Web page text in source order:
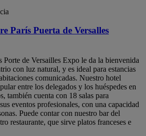
París Puerta de Versalles
Porte de Versailles Expo le da la bienvenida
con luz natural, y es ideal para estancias
comunicadas. Nuestro hotel
entre los delegados y los huéspedes en
también cuenta con 18 salas para
eventos profesionales, con una capacidad
Puede contar con nuestro bar del
restaurante, que sirve platos franceses e